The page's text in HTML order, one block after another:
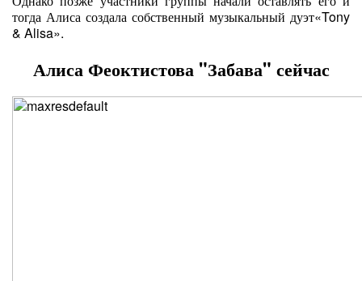
тогда Алиса создала собственный музыкальный дуэт«Tony
& Alisa».
Алиса Феоктистова "Забава" сейчас